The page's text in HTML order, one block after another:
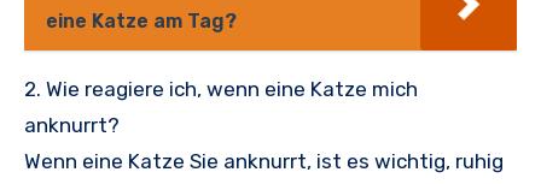
eine Katze am Tag?
2. Wie reagiere ich, wenn eine Katze mich
anknurrt?
Wenn eine Katze Sie anknurrt, ist es wichtig, ruhig